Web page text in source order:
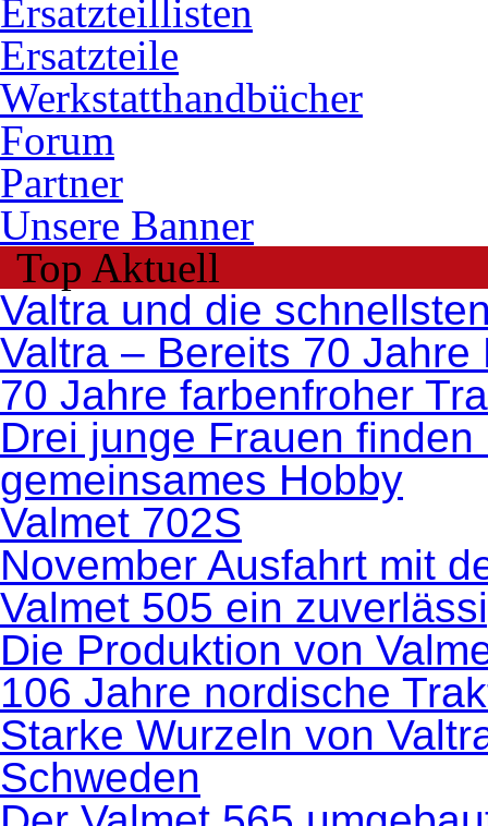
Ersatzteillisten
Ersatzteile
Werkstatthandbücher
Forum
Partner
Unsere Banner
Top Aktuell
Valtra und die
Valtra – Bereits 70
70 Jahre farbenfroher
Drei junge Frauen
gemeinsames Hobby
Valmet 702S
November Ausfahrt mit
Valmet 505 ein
Die Produktion von
106 Jahre nordische
Starke Wurzeln von
Schweden